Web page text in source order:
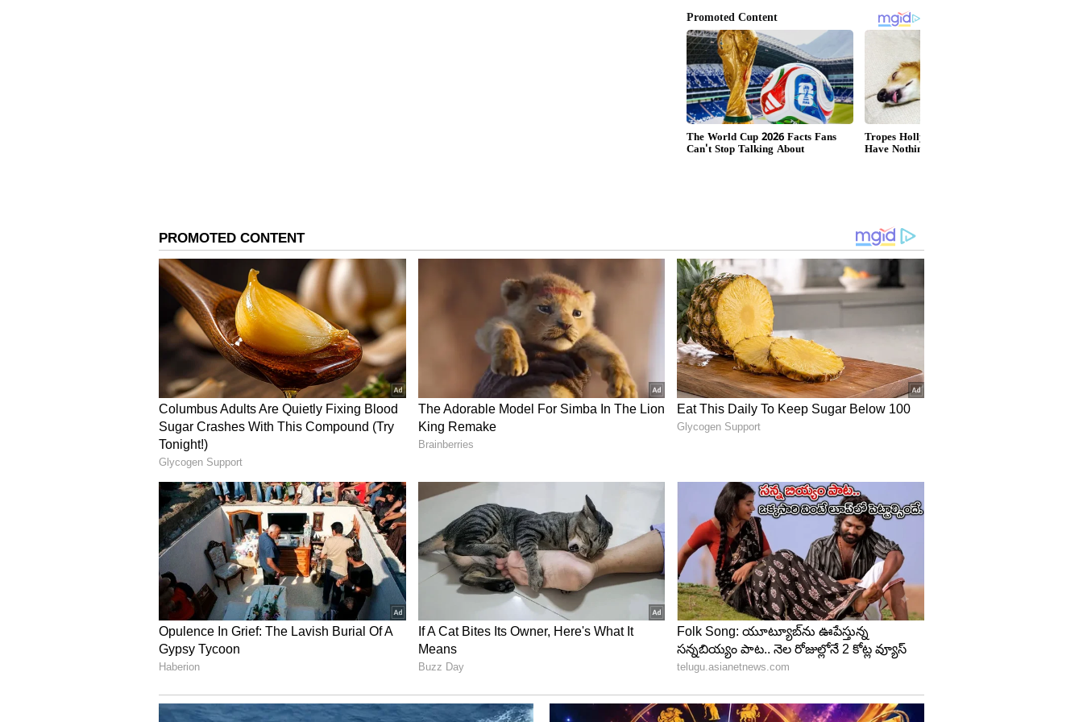
Image Credit :Facebook
3. షిర్డీ సాయి బాబా దేవస్థానం, మహారాష్ట్ర
దేశంలోనే అత్యంత సంపన్న దేవాలయాల్లో మహారాష్ట్రలోని షిర్డీ కూడా ఉంది. ఇక్కడ సాయిబాబా ఆలయం
ఉంది… దీన్ని సందర్శించేందుకు దేశ నలుమూలల నుండి నిత్యం వేలాదిమంంది భక్తులు వస్తూనే ఉంటారు.
రూపాల్లో కూడా ఈ ఆలయానికి ఆదాయం వస్తుంది.